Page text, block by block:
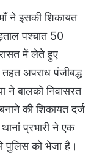
ने इसकी शिकायत
पश्चात 50
में लेते हुए
अपराध पंजीबद्ध
ने बालको निवासरत
की शिकायत दर्ज
प्रभारी ने एक
पुलिस को भेजा है।